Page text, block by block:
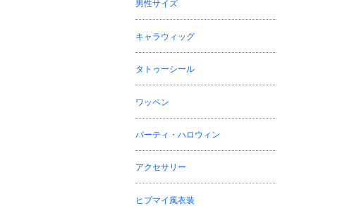
男性サイズ
キャラウィッグ
タトゥーシール
ワッペン
パーティ・ハロウィン
アクセサリー
ヒプマイ風衣装